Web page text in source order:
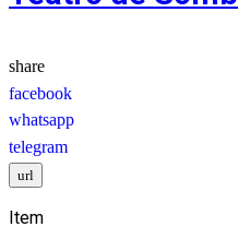
Item